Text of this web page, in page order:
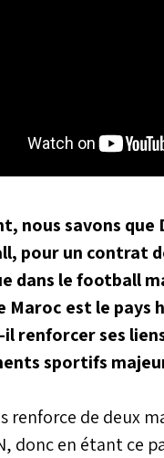
nous savons que
pour un contrat
dans le football
Maroc est le pays
renforcer ses
sportifs
renforce de deux
donc en étant ce